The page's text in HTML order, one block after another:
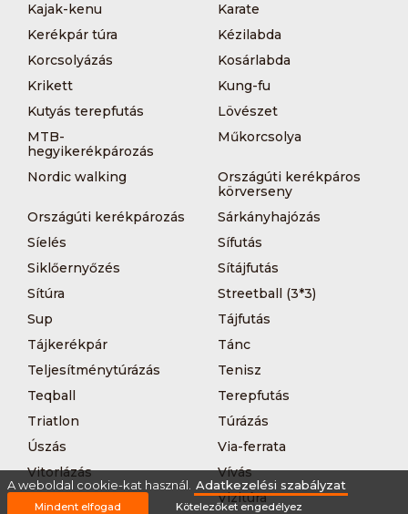
Kajak-kenu
Karate
Kerékpár túra
Kézilabda
Korcsolyázás
Kosárlabda
Krikett
Kung-fu
Kutyás terepfutás
Lövészet
MTB-
hegyikerékpározás
Műkorcsolya
Nordic walking
Országúti kerékpáros
körverseny
Országúti kerékpározás
Sárkányhajózás
Síelés
Sífutás
Siklőernyőzés
Sítájfutás
Sítúra
Streetball (3*3)
Sup
Tájfutás
Tájkerékpár
Tánc
Teljesítménytúrázás
Tenisz
Teqball
Terepfutás
Triatlon
Túrázás
Úszás
Via-ferrata
Vitorlázás
Vívás
Vizilabda
Vizitúra
A weboldal cookie-kat használ. Adatkezelési szabályzat
Mindent elfogad Kötelezőket engedélyez